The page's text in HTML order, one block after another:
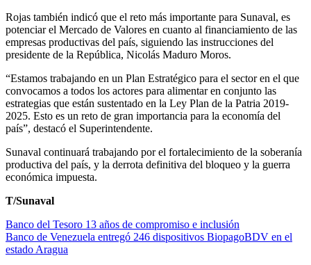
Rojas también indicó que el reto más importante para Sunaval, es
potenciar el Mercado de Valores en cuanto al financiamiento de las
empresas productivas del país, siguiendo las instrucciones del
presidente de la República, Nicolás Maduro Moros.
“Estamos trabajando en un Plan Estratégico para el sector en el que
convocamos a todos los actores para alimentar en conjunto las
estrategias que están sustentado en la Ley Plan de la Patria 2019-
2025. Esto es un reto de gran importancia para la economía del
país”, destacó el Superintendente.
Sunaval continuará trabajando por el fortalecimiento de la soberanía
productiva del país, y la derrota definitiva del bloqueo y la guerra
económica impuesta.
T/Sunaval
Banco del Tesoro 13 años de compromiso e inclusión
Banco de Venezuela entregó 246 dispositivos BiopagoBDV en el
estado Aragua